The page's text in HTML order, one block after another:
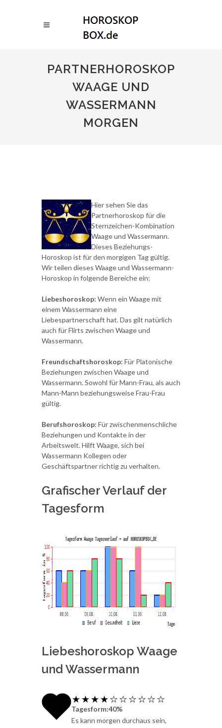
PARTNERHOROSKOP
WAAGE UND
WASSERMANN
MORGEN
Hier sehen Sie das
Partnerhoroskop für die
Sternzeichen-Kombination
Waage und Wassermann.
Dieses Beziehungs-
Horoskop ist für den morgigen Tag gültig.
Wir teilen dieses Waage und Wassermann-
Horoskop in folgende Bereiche ein:
Liebeshoroskop: Wenn ein Waage mit
einem Wassermann eine
Liebespartnerschaft hat. Das gilt natürlich
auch für Flirts zwischen Waage und
Wassermann.
Freundschaftshoroskop: Für Platonische
Beziehungen zwischen Waage und
Wassermann. Sowohl für Mann-Frau, als auch
Mann-Mann beziehungsweise Frau-Frau
gültig.
Berufshoroskop: Für zwischenmenschliche
Beziehungen und Kontakte in der
Arbeitswelt. Hilft Waage, sich bei
Wassermann Kollegen oder
Geschäftspartner richtig zu verhalten.
Grafischer Verlauf der
Tagesform
Liebeshoroskop Waage
und Wassermann
Tagesform:40%
Es kann morgen durchaus sein,